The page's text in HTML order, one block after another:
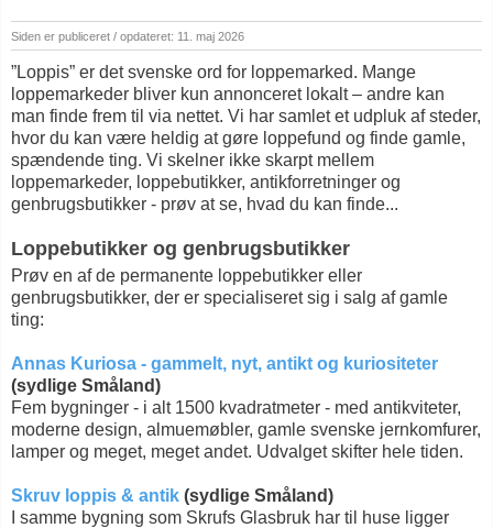
Siden er publiceret / opdateret: 11. maj 2026
”Loppis” er det svenske ord for loppemarked. Mange
loppemarkeder bliver kun annonceret lokalt – andre kan
man finde frem til via nettet. Vi har samlet et udpluk af steder,
hvor du kan være heldig at gøre loppefund og finde gamle,
spændende ting. Vi skelner ikke skarpt mellem
loppemarkeder, loppebutikker, antikforretninger og
genbrugsbutikker - prøv at se, hvad du kan finde...
Loppebutikker og genbrugsbutikker
Prøv en af de permanente loppebutikker eller
genbrugsbutikker, der er specialiseret sig i salg af gamle
ting:
Annas Kuriosa - gammelt, nyt, antikt og kuriositeter
(sydlige Småland)
Fem bygninger - i alt 1500 kvadratmeter - med antikviteter,
moderne design, almuemøbler, gamle svenske jernkomfurer,
lamper og meget, meget andet. Udvalget skifter hele tiden.
Skruv loppis & antik (sydlige Småland)
I samme bygning som Skrufs Glasbruk har til huse ligger